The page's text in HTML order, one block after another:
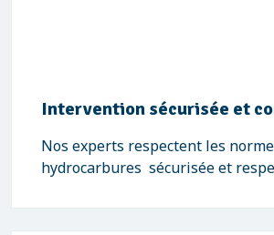
Intervention sécurisée et
Nos experts respectent les
hydrocarbures sécurisée et